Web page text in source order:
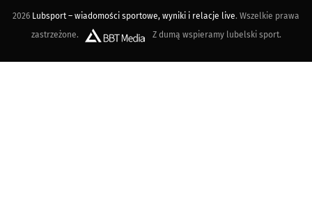
2026 Lubsport – wiadomości sportowe, wyniki i relacje live. Wszelkie prawa
zastrzeżone.
Z dumą wspieramy lubelski sport.